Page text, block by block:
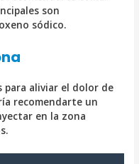
son
sódico.
para aliviar el dolor de
recomendarte un
en la zona